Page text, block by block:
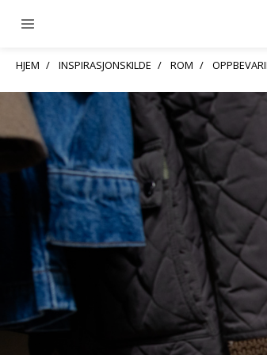
HJEM INSPIRASJONSKILDE ROM